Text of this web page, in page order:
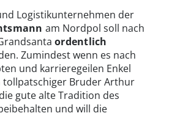
Logistikunternehmen der
am Nordpol soll nach
ordentlich
Zumindest wenn es nach
und karrieregeilen Enkel
tollpatschiger Bruder Arthur
gute alte Tradition des
und will die